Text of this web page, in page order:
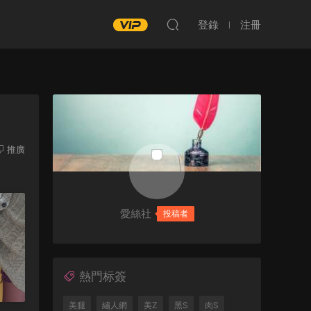
登錄 注冊
推廣
愛絲社 投稿者
熱門标簽
美腿 繡人網 美Z 黑S 肉S